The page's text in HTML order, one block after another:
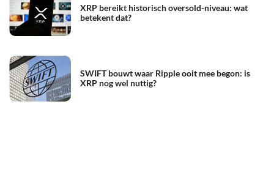
XRP bereikt historisch oversold-niveau: wat
betekent dat?
SWIFT bouwt waar Ripple ooit mee begon: is
XRP nog wel nuttig?